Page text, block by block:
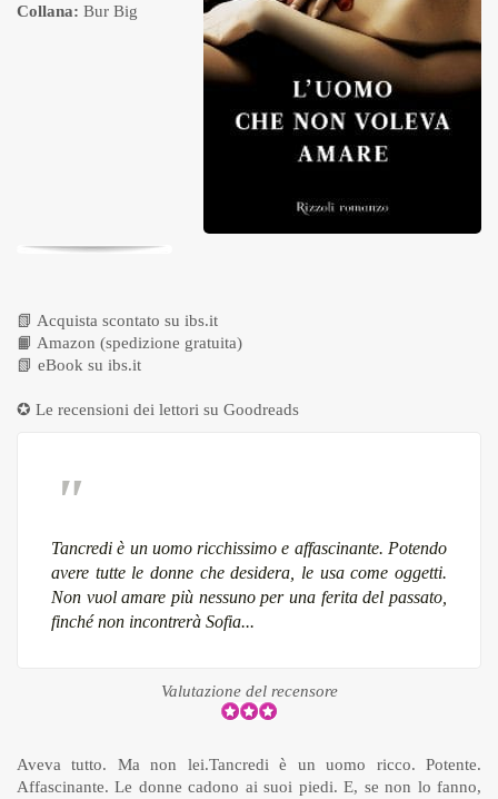
Collana: Bur Big
📗 Acquista scontato su ibs.it
📙 Amazon (spedizione gratuita)
📗 eBook su ibs.it
✪ Le recensioni dei lettori su Goodreads
Tancredi è un uomo ricchissimo e affascinante. Potendo
avere tutte le donne che desidera, le usa come oggetti.
Non vuol amare più nessuno per una ferita del passato,
finché non incontrerà Sofia...
Valutazione del recensore
Aveva tutto. Ma non lei.Tancredi è un uomo ricco. Potente.
Affascinante. Le donne cadono ai suoi piedi. E, se non lo fanno,